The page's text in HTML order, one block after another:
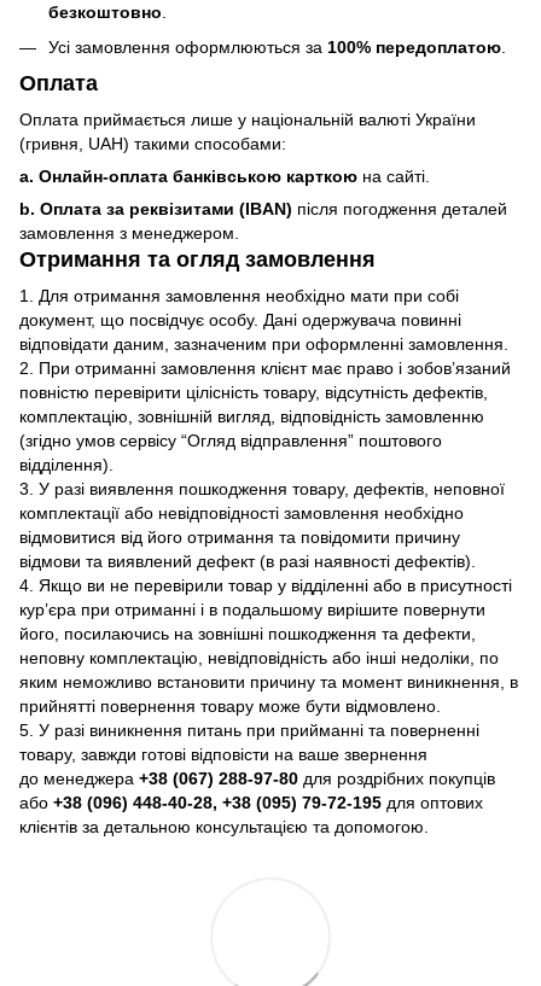
безкоштовно.
Усі замовлення оформлюються за 100% передоплатою
Оплата
Оплата приймається лише у національній валюті України
(гривня, UAH) такими способами:
a. Онлайн-оплата банківською карткою на сайті.
b. Оплата за реквізитами (IBAN) після погодження деталей
замовлення з менеджером.
Отримання та огляд замовлення
1. Для отримання замовлення необхідно мати при собі
документ, що посвідчує особу. Дані одержувача повинні
відповідати даним, зазначеним при оформленні замовлення.
2. При отриманні замовлення клієнт має право і зобов’язаний
повністю перевірити цілісність товару, відсутність дефектів,
комплектацію, зовнішній вигляд, відповідність замовленню
(згідно умов сервісу “Огляд відправлення” поштового
відділення).
3. У разі виявлення пошкодження товару, дефектів, неповної
комплектації або невідповідності замовлення необхідно
відмовитися від його отримання та повідомити причину
відмови та виявлений дефект (в разі наявності дефектів).
4. Якщо ви не перевірили товар у відділенні або в присутності
кур’єра при отриманні і в подальшому вирішите повернути
його, посилаючись на зовнішні пошкодження та дефекти,
неповну комплектацію, невідповідність або інші недоліки, по
яким неможливо встановити причину та момент виникнення, в
прийнятті повернення товару може бути відмовлено.
5. У разі виникнення питань при прийманні та поверненні
товару, завжди готові відповісти на ваше звернення
до менеджера +38 (067) 288-97-80 для роздрібних покупців
або +38 (096) 448-40-28, +38 (095) 79-72-195 для оптових
клієнтів за детальною консультацією та допомогою.